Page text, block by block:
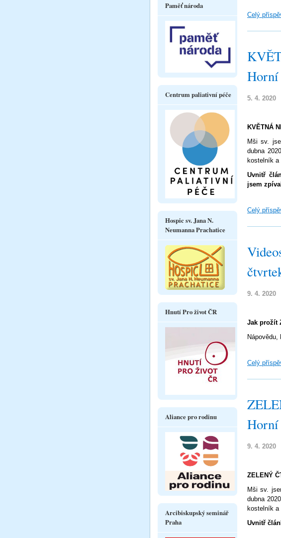
Celý
Horní
5. 4. 2020
KVĚTNÁ
Mši sv.
dubna
kostelník a
Uvnitř
jsem
Celý
9. 4. 2020
Jak prožít
Celý
Horní
9. 4. 2020
ZELENÝ
Mši sv.
dubna
kostelník a
Uvnitř
Paměť národa
Centrum paliativní péče
Hospic sv. Jana N.
Neumanna Prachatice
Hnutí Pro život ČR
Aliance pro rodinu
Arcibiskupský seminář
Praha